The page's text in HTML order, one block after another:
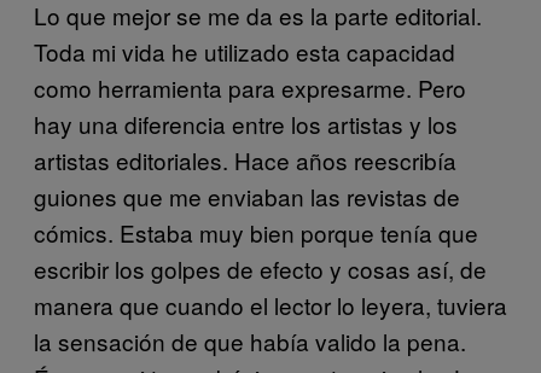
Lo que mejor se me da es la parte editorial.
Toda mi vida he utilizado esta capacidad
como herramienta para expresarme. Pero
hay una diferencia entre los artistas y los
artistas editoriales. Hace años reescribía
guiones que me enviaban las revistas de
cómics. Estaba muy bien porque tenía que
escribir los golpes de efecto y cosas así, de
manera que cuando el lector lo leyera, tuviera
la sensación de que había valido la pena.